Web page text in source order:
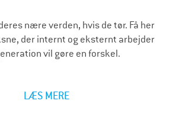
nære verden, hvis de tør. Få her
der internt og eksternt arbejder
vil gøre en forskel.
LÆS MERE